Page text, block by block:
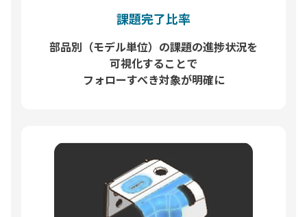
課題完了比率
部品別（モデル単位）の課題の進捗状況を
可視化することで
フォローすべき対象が明確に